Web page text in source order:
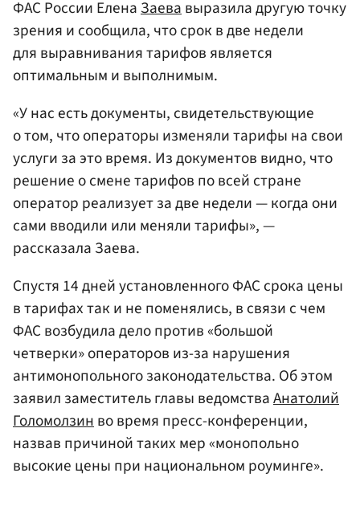
ФАС России ЕленаЗаевавыразила другую точку
зрения и сообщила, что срок в две недели
для выравнивания тарифов является
оптимальным и выполнимым.
«У нас есть документы, свидетельствующие
о том, что операторы изменяли тарифы на свои
услуги за это время. Из документов видно, что
решение о смене тарифов по всей стране
оператор реализует за две недели — когда они
сами вводили или меняли тарифы», —
рассказала Заева.
Спустя 14 дней установленного ФАС срока цены
в тарифах так и не поменялись, в связи с чем
ФАС возбудила дело против «большой
четверки» операторов из-за нарушения
антимонопольного законодательства. Об этом
заявил заместитель главы ведомстваАнатолий
Голомолзинво время пресс-конференции,
назвав причиной таких мер «монопольно
высокие цены при национальном роуминге».